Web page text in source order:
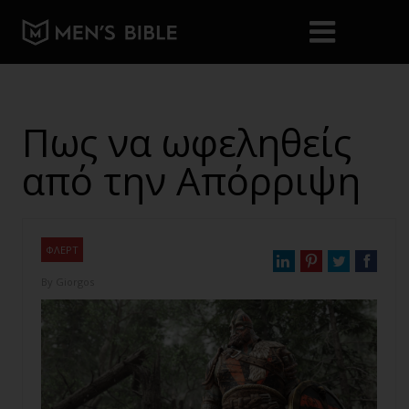
Πως να ωφεληθείς
από την Απόρριψη
ΦΛΕΡΤ